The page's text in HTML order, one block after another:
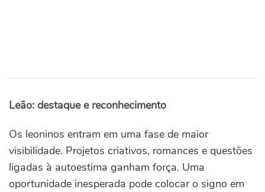
Leão: destaque e reconhecimento
Os leoninos entram em uma fase de maior
visibilidade. Projetos criativos, romances e questões
ligadas à autoestima ganham força. Uma
oportunidade inesperada pode colocar o signo em